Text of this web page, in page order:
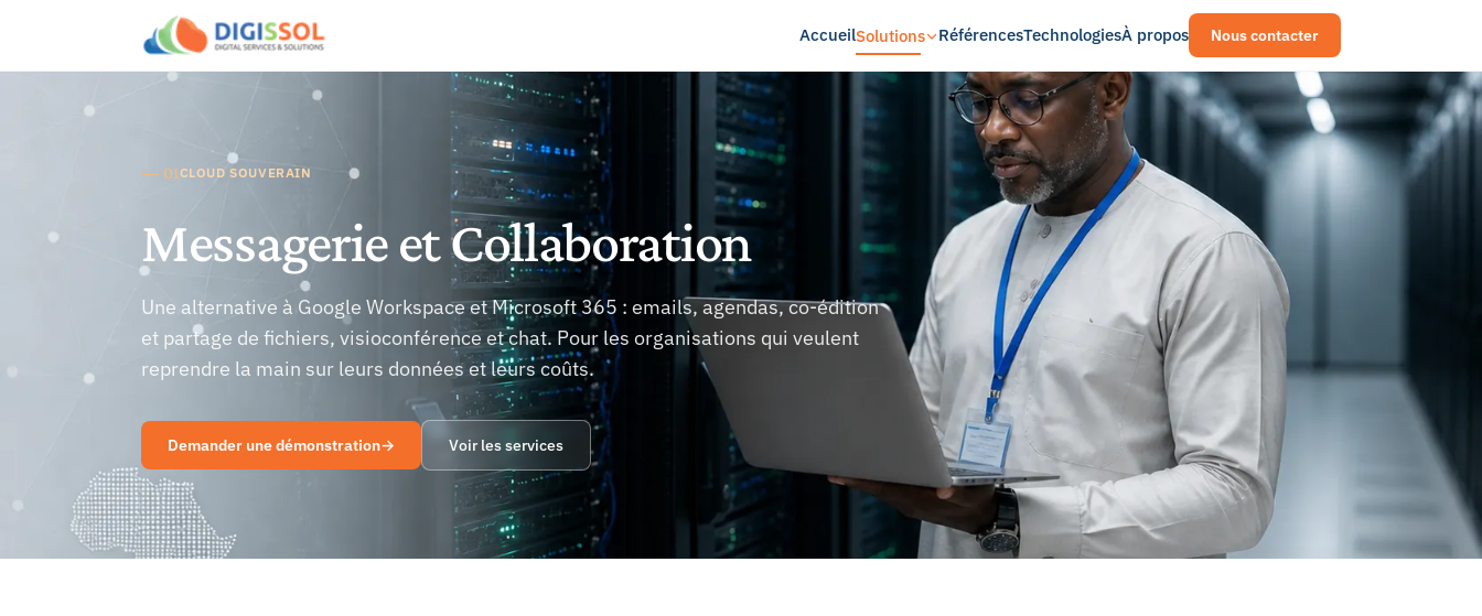
AccueilSolutions RéférencesTechnologiesÀ propos Nous contacter
— 01CLOUD SOUVERAIN
Messagerie et Collaboration
Une alternative à Google Workspace et Microsoft 365 : emails, agendas, co-édition
et partage de fichiers, visioconférence et chat. Pour les organisations qui veulent
reprendre la main sur leurs données et leurs coûts.
Demander une démonstration→ Voir les services